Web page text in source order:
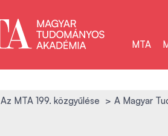
MTA
Az MTA 199. közgyűlése A Magyar